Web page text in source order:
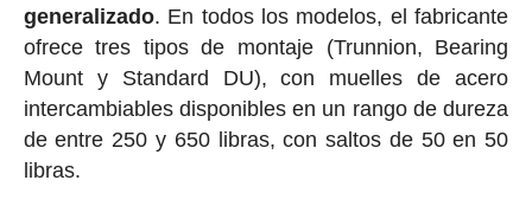
generalizado. En todos los modelos, el fabricante
ofrece tres tipos de montaje (Trunnion, Bearing
Mount y Standard DU), con muelles de acero
intercambiables disponibles en un rango de dureza
de entre 250 y 650 libras, con saltos de 50 en 50
libras.